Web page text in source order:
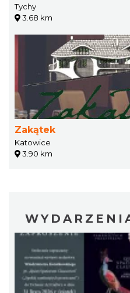
Tychy
3.68 km
Zakątek
Katowice
3.90 km